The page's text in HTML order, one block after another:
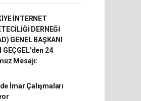
İNTERNET
DERNEĞİ
GENEL BAŞKANI
GEÇGEL'den 24
Mesajı:
İmar Çalışmaları